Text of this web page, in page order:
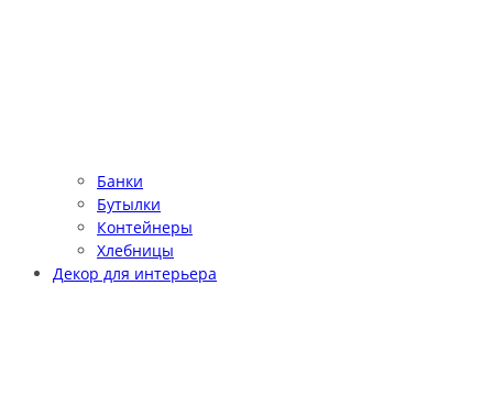
Банки
Бутылки
Контейнеры
Хлебницы
Декор для интерьера